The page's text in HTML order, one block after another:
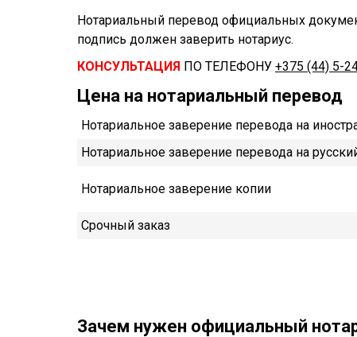
Нотариальный перевод официальных
подпись должен заверить нотариус.
КОНСУЛЬТАЦИЯ ПО ТЕЛЕФОНУ +375 (44) 5-
Цена на нотариальный перевод
Нотариальное заверение перевода на
Нотариальное заверение перевода на
Нотариальное заверение копии
Срочный заказ
Зачем нужен официальный